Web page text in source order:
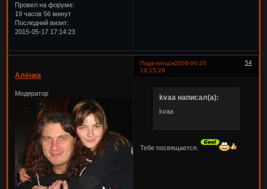
Провел на форуме:
19 часов 56 минут
Последний визит:
2015-05-17 17:14:23
Поделиться 54
2008-06-20
19:15:29
Алёнка
Модератор kvaa написал(а):
kvaa
Тебе посвящается.